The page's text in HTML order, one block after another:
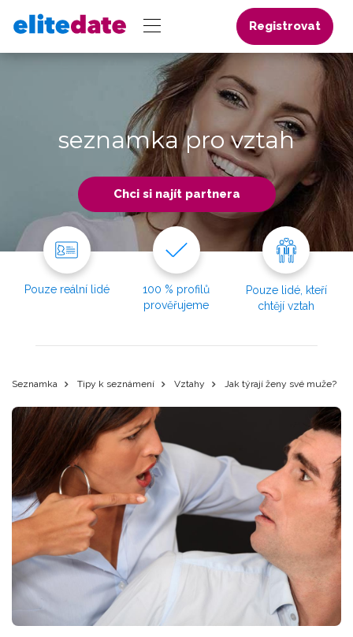
Registrovat
seznamka pro vztah
Chci si najít partnera
Pouze reální lidé
100 % profilů
prověřujeme
Pouze lidé, kteří
chtějí vztah
Seznamka Tipy k seznámení Vztahy Jak týrají ženy své muže?